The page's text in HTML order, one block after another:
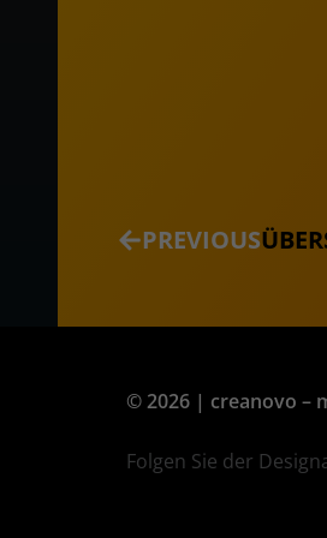
p n
PREVIOUS
© 2026 | creanovo –
Folgen Sie der